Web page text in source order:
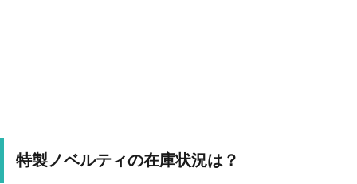
特製ノベルティの在庫状況は？